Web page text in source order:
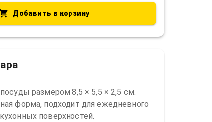
Добавить в корзину
размером 8,5 × 5,5 × 2,5 см.
форма, подходит для ежедневного
поверхностей.